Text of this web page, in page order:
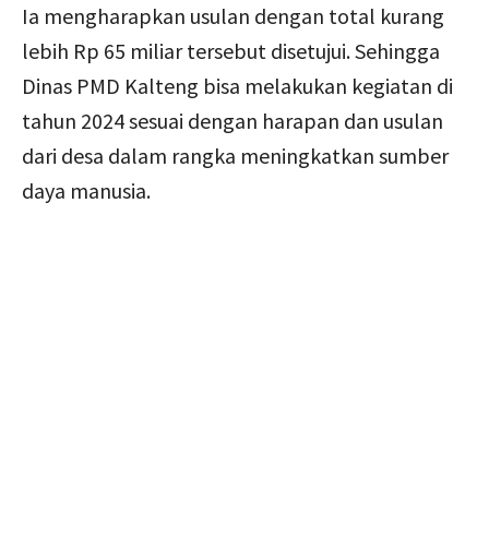
Ia mengharapkan usulan dengan total kurang
lebih Rp 65 miliar tersebut disetujui. Sehingga
Dinas PMD Kalteng bisa melakukan kegiatan di
tahun 2024 sesuai dengan harapan dan usulan
dari desa dalam rangka meningkatkan sumber
daya manusia.